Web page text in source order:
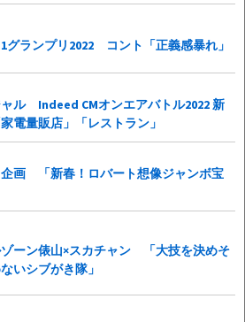
ランプリ2022 コント「正義感暴れ」
ル Indeed CMオンエアバトル2022 新
電量販店」「レストラン」
企画 「新春！ロバート想像ジャンボ宝
ーン俵山×スカチャン 「大技を決めそ
いシブがき隊」